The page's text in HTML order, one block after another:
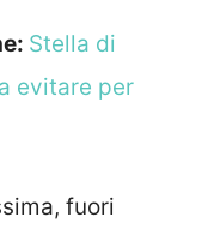
Stella di
evitare per
fuori